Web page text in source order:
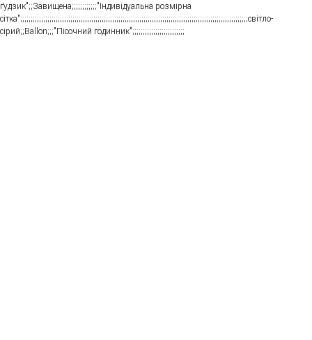
ґудзик";;Завищена;;;;;;;;;;;;"Індивідуальна розмірна
сітка";;;;;;;;;;;;;;;;;;;;;;;;;;;;;;;;;;;;;;;;;;;;;;;;;;;;;;;;;;;;;;;;;;;;;;;;;;;;;;;;;;;;;;;;;;;;;;;;;;;;;;;;;;;;;світло-
сірий;;Ballon;;;"Пісочний годинник";;;;;;;;;;;;;;;;;;;;;;;;;